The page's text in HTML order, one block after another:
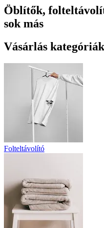
Öblítők,
sok más
Vásárlás
Folteltávolító